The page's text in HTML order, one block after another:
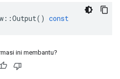
::Output() const
ini membantu?